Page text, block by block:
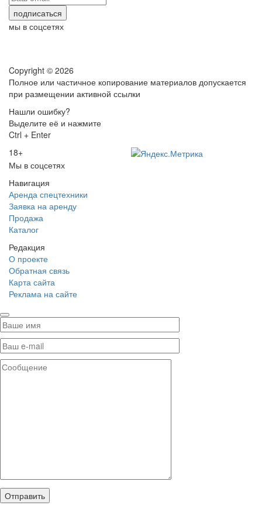
мы в соцсетях
Copyright © 2026
Полное или частичное копирование материалов допускается
при размещении активной ссылки
Нашли ошибку?
Выделите её и нажмите
Ctrl + Enter
18+
Мы в соцсетях
Навигация
Аренда спецтехники
Заявка на аренду
Продажа
Каталог
Редакция
О проекте
Обратная связь
Карта сайта
Реклама на сайте